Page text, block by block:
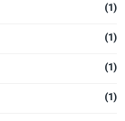
(1)
(1)
(1)
(1)